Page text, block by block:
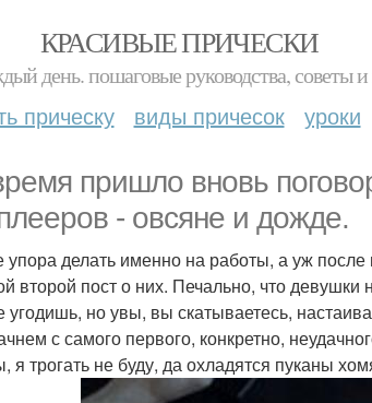
КРАСИВЫЕ ПРИЧЕСКИ
день. пошаговые руководства, советы
прическу виды причесок уроки
пришло вновь
- овсяне и дожде.
делать именно на работы, а уж
второй пост о них. Печально, что
угодишь, но увы, вы скатываетесь,
с самого первого, конкретно,
я трогать не буду, да охладятся пуканы